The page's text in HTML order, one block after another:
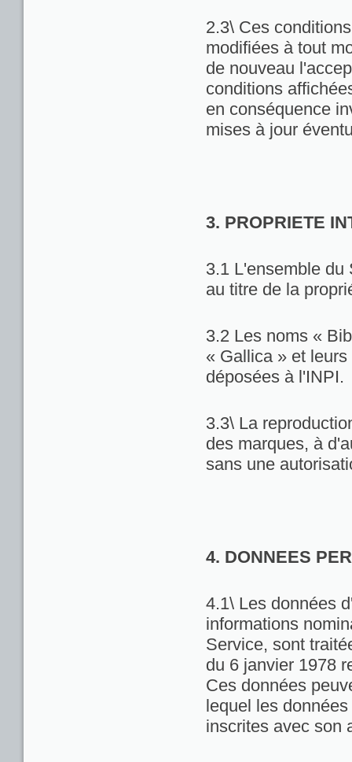
2.3\ Ces
modifiées à tout
de nouveau
conditions
en conséquence
mises à jour
3. PROPRIETE
3.1 L'ensemble du
au titre de la
3.2 Les noms «
« Gallica » et
déposées à l'INPI.
3.3\ La
des marques, à
sans une
4. DONNEES
4.1\ Les données
informations
Service, sont
du 6 janvier 1978
Ces données
lequel les
inscrites avec son